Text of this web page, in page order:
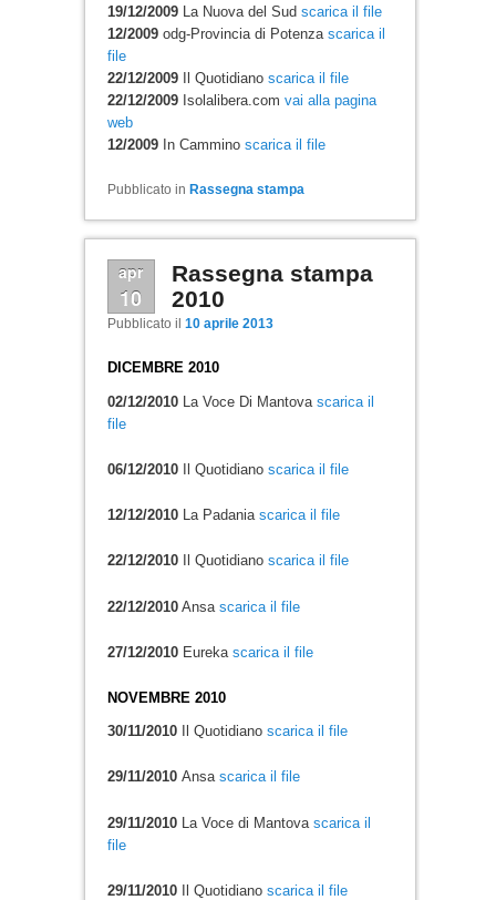
19/12/2009 La Nuova del Sud scarica il file
12/2009 odg-Provincia di Potenza scarica il
file
22/12/2009Il Quotidiano scarica il file
22/12/2009Isolalibera.com vai alla pagina
web
12/2009In Cammino scarica il file
Pubblicato in Rassegna stampa
apr
10
Rassegna stampa
2010
Pubblicato il 10 aprile 2013
DICEMBRE 2010
02/12/2010La Voce Di Mantova scarica il
file
06/12/2010Il Quotidiano scarica il file
12/12/2010La Padania scarica il file
22/12/2010Il Quotidiano scarica il file
22/12/2010Ansa scarica il file
27/12/2010Eureka scarica il file
NOVEMBRE 2010
30/11/2010 Il Quotidiano scarica il file
29/11/2010 Ansa scarica il file
29/11/2010 La Voce di Mantova scarica il
file
29/11/2010Il Quotidiano scarica il file